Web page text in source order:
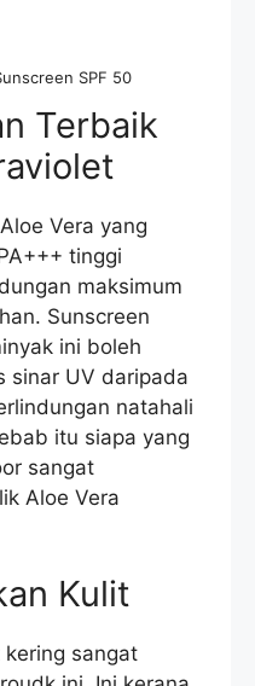
SPF 50
Terbaik
Vera yang
tinggi
maksimum
Sunscreen
ini boleh
sinar UV daripada
natahali
itu siapa yang
sangat
Aloe Vera
Kulit
kering sangat